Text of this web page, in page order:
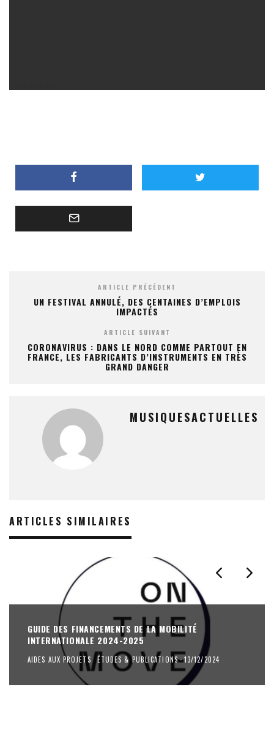
ARTICLE PRÉCÉDENT
UN FESTIVAL ANNULÉ, DES CENTAINES D’EMPLOIS
IMPACTÉS
ARTICLE SUIVANT
CORONAVIRUS : DANS LE NORD COMME PARTOUT EN
FRANCE, LES FABRICANTS D’INSTRUMENTS EN TRÈS
GRAND DANGER
MUSIQUESACTUELLES
ARTICLES SIMILAIRES
AIDE À LA COMPOSITION MUSICALE
AIDES AUX PROJETS·23/11/2024